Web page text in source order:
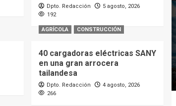
Dpto. Redacción
5 agosto, 2026
192
AGRÍCOLA CONSTRUCCIÓN
40 cargadoras eléctricas SANY
en una gran arrocera
tailandesa
Dpto. Redacción
4 agosto, 2026
266